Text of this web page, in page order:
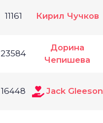
11161 Кирил Чучков
23584
Дорина
Чепишева
16448 Jack Gleeson